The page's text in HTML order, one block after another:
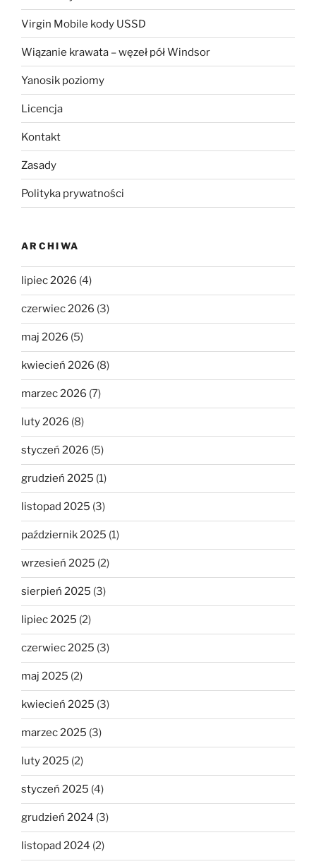
Virgin Mobile kody USSD
Wiązanie krawata – węzeł pół Windsor
Yanosik poziomy
Licencja
Kontakt
Zasady
Polityka prywatności
ARCHIWA
lipiec 2026 (4)
czerwiec 2026 (3)
maj 2026 (5)
kwiecień 2026 (8)
marzec 2026 (7)
luty 2026 (8)
styczeń 2026 (5)
grudzień 2025 (1)
listopad 2025 (3)
październik 2025 (1)
wrzesień 2025 (2)
sierpień 2025 (3)
lipiec 2025 (2)
czerwiec 2025 (3)
maj 2025 (2)
kwiecień 2025 (3)
marzec 2025 (3)
luty 2025 (2)
styczeń 2025 (4)
grudzień 2024 (3)
listopad 2024 (2)